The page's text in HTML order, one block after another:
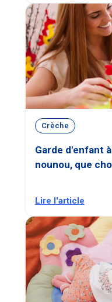
Crèche
Garde d'enfant
nounou, que
Lire l'article